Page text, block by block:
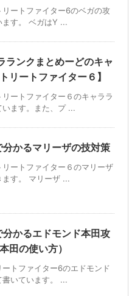
リートファイター6のベガの攻
す。 ベガはY ...
ランクまとめーどのキャ
リートファイター６】
ートファイター６のキャララ
います。また、プ ...
分かるマリーザの技対策
リートファイター６のマリーザ
す。 マリーザ ...
分かるエドモンド本田攻
田の使い方）
トファイター6のエドモンド
いています。 ...